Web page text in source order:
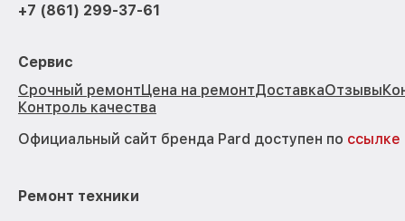
+7 (861) 299-37-61
Сервис
Срочный ремонтЦена на ремонтДоставкаОтзывы
Контроль качества
Официальный сайт бренда Pard доступен по ссылке
Ремонт техники